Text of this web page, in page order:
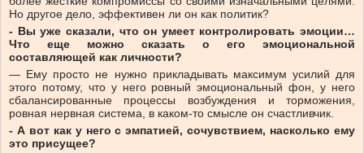
Но другое дело, эффективен ли он как политик?
- Вы уже сказали, что он умеет контролировать эмоции…
Что еще можно сказать о его эмоциональной
составляющей как личности?
— Ему просто не нужно прикладывать максимум усилий для
этого потому, что у него ровный эмоциональный фон, у него
сбалансированные процессы возбуждения и торможения,
ровная нервная система, в каком-то смысле он счастливчик.
- А вот как у него с эмпатией, сочувствием, насколько ему
это присущее?